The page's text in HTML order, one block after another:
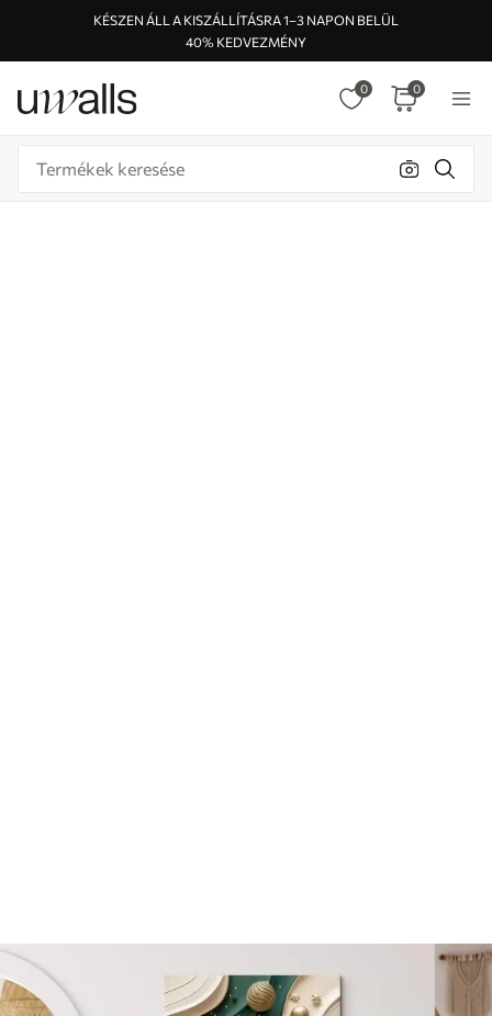
KÉSZEN ÁLL A KISZÁLLÍTÁSRA 1–3 NAPON BELÜL
40% KEDVEZMÉNY
0 0